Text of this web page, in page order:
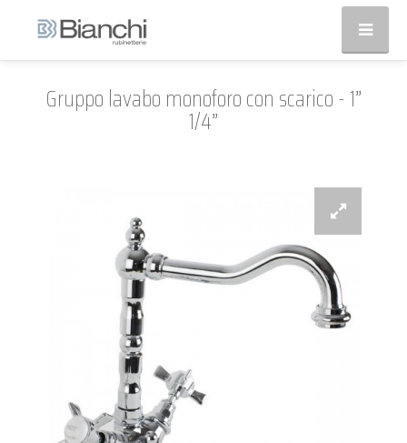
Gruppo lavabo monoforo con scarico - 1”
1/4”